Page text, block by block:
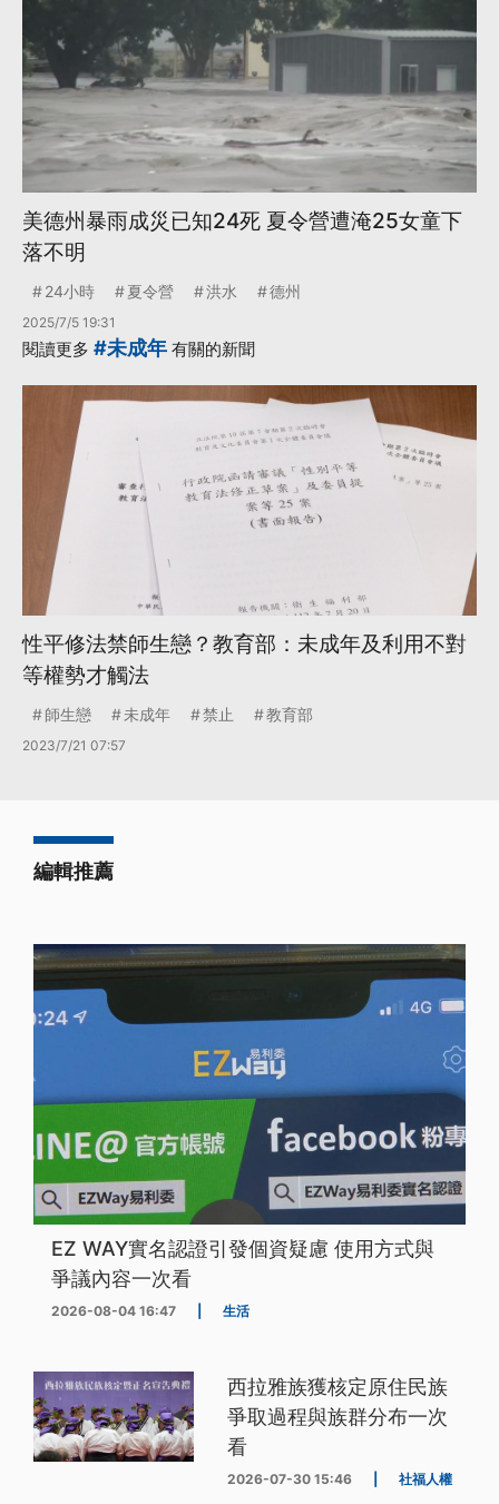
美德州暴雨成災已知24死 夏令營遭淹25女童下
落不明
24小時 夏令營 洪水 德州
2025/7/5 19:31
閱讀更多 #未成年 有關的新聞
性平修法禁師生戀？教育部：未成年及利用不對
等權勢才觸法
師生戀 未成年 禁止 教育部
2023/7/21 07:57
編輯推薦
EZ WAY實名認證引發個資疑慮 使用方式與
爭議內容一次看
2026-08-04 16:47 生活
西拉雅族獲核定原住民族
爭取過程與族群分布一次
看
2026-07-30 15:46 社福人權